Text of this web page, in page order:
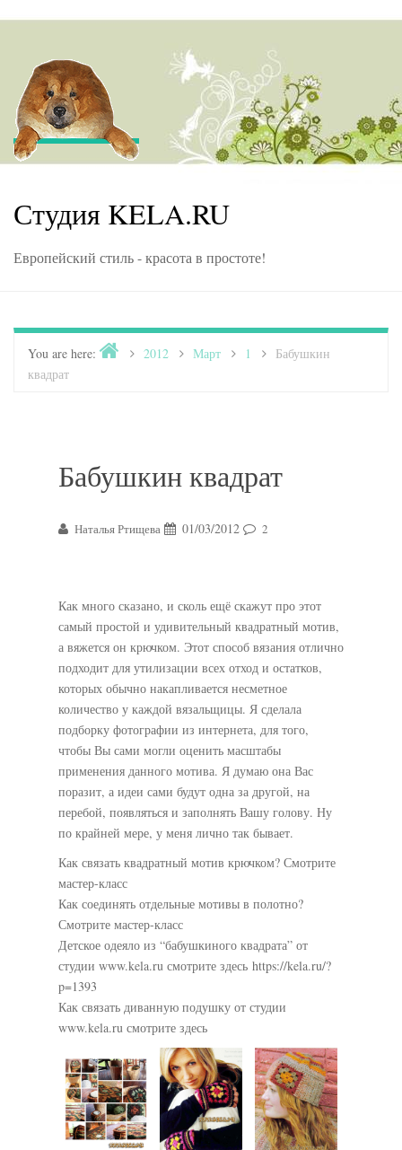
Студия KELA.RU
Европейский стиль - красота в простоте!
You are here: Home2012 Март 1
Бабушкин
квадрат
Бабушкин квадрат
Наталья Ртищева 01/03/2012 2
Как много сказано, и сколь ещё скажут про этот
самый простой и удивительный квадратный мотив,
а вяжется он крючком. Этот способ вязания отлично
подходит для утилизации всех отход и остатков,
которых обычно накапливается несметное
количество у каждой вязальщицы. Я сделала
подборку фотографии из интернета, для того,
чтобы Вы сами могли оценить масштабы
применения данного мотива. Я думаю она Вас
поразит, а идеи сами будут одна за другой, на
перебой, появляться и заполнять Вашу голову. Ну
по крайней мере, у меня лично так бывает.
Как связать квадратный мотив крючком? Смотрите
мастер-класс
Как соединять отдельные мотивы в полотно?
Смотрите мастер-класс
Детское одеяло из “бабушкиного квадрата” от
студии www.kela.ru смотрите здесь https://kela.ru/?
p=1393
Как связать диванную подушку от студии
www.kela.ru смотрите здесь